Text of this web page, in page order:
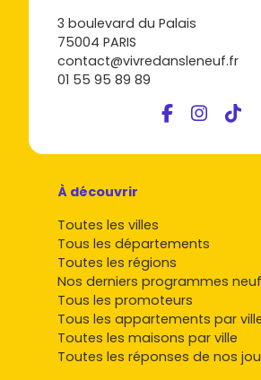
3 boulevard du Palais
75004 PARIS
contact@vivredansleneuf.fr
01 55 95 89 89
À découvrir
Toutes les villes
Tous les départements
Toutes les régions
Nos derniers programmes
Tous les promoteurs
Tous les appartements par
Toutes les maisons par ville
Toutes les réponses de nos